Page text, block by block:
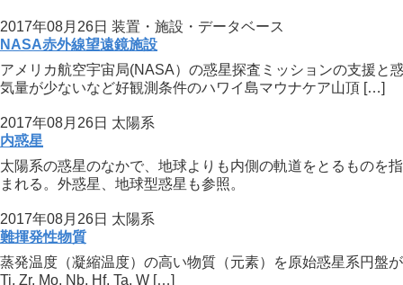
2017年08月26日 装置・施設・データベース
NASA赤外線望遠鏡施設
アメリカ航空宇宙局(NASA）の惑星探査ミッションの支援と
気量が少ないなど好観測条件のハワイ島マウナケア山頂 […]
2017年08月26日 太陽系
内惑星
太陽系の惑星のなかで、地球よりも内側の軌道をとるものを
まれる。外惑星、地球型惑星も参照。
2017年08月26日 太陽系
難揮発性物質
蒸発温度（凝縮温度）の高い物質（元素）を原始惑星系円盤
Ti, Zr, Mo, Nb, Hf, Ta, W […]